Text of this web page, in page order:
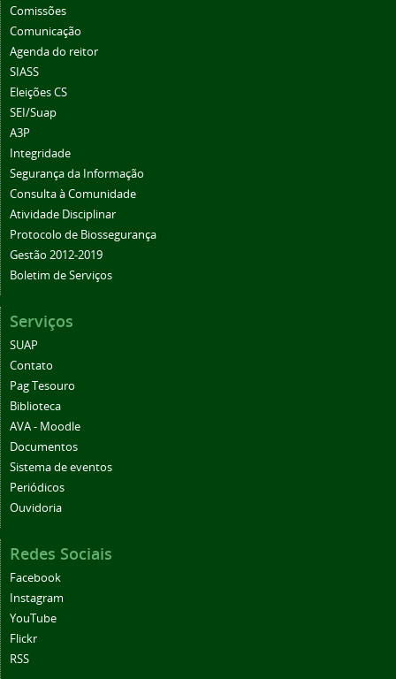
Comissões
Comunicação
Agenda do reitor
SIASS
Eleições CS
SEI/Suap
A3P
Integridade
Segurança da Informação
Consulta à Comunidade
Atividade Disciplinar
Protocolo de Biossegurança
Gestão 2012-2019
Boletim de Serviços
Serviços
SUAP
Contato
Pag Tesouro
Biblioteca
AVA - Moodle
Documentos
Sistema de eventos
Periódicos
Ouvidoria
Redes Sociais
Facebook
Instagram
YouTube
Flickr
RSS